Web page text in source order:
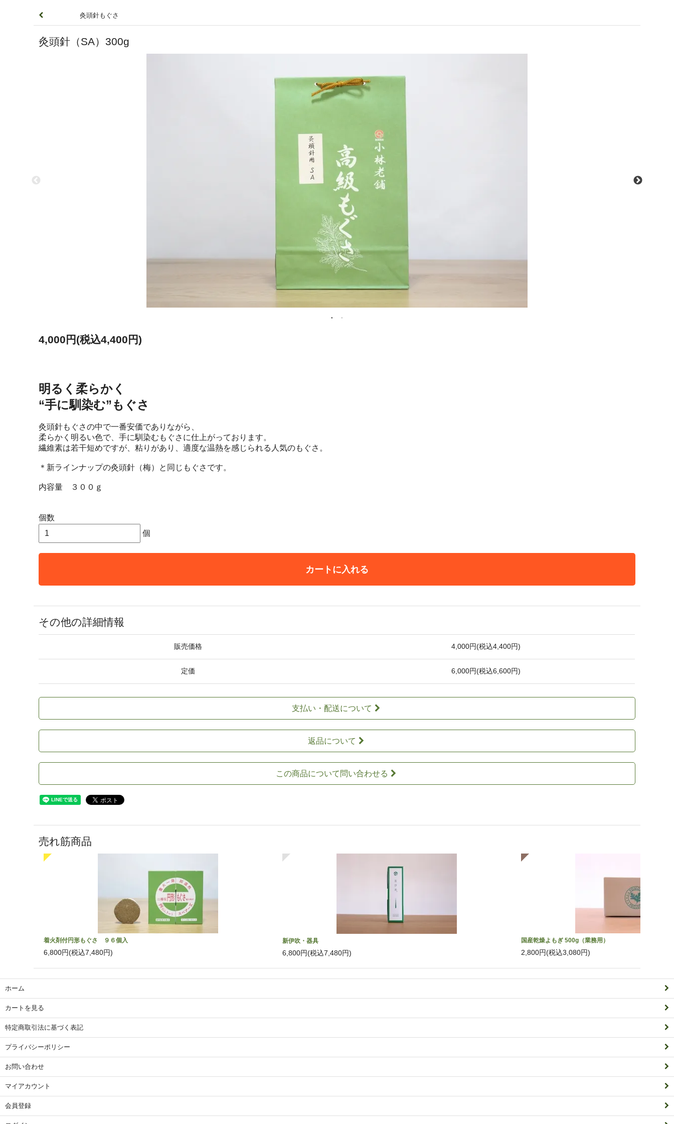
灸頭針もぐさ
灸頭針（SA）300g
4,000円(税込4,400円)
明るく柔らかく
“手に馴染む”もぐさ
灸頭針もぐさの中で一番安価でありながら、
柔らかく明るい色で、手に馴染むもぐさに仕上がっております。
繊維素は若干短めですが、粘りがあり、適度な温熱を感じられる人気のもぐさ。
＊新ラインナップの灸頭針（梅）と同じもぐさです。
内容量 ３００ｇ
個数
個
カートに入れる
その他の詳細情報
販売価格 4,000円(税込4,400円)
定価 6,000円(税込6,600円)
支払い・配送について
返品について
この商品について問い合わせる
売れ筋商品
着火剤付円形もぐさ ９６個入
6,800円(税込7,480円)
新伊吹・器具
6,800円(税込7,480円)
国産乾燥よもぎ 500g（業務用）
2,800円(税込3,080円)
ホーム
カートを見る
特定商取引法に基づく表記
プライバシーポリシー
お問い合わせ
マイアカウント
会員登録